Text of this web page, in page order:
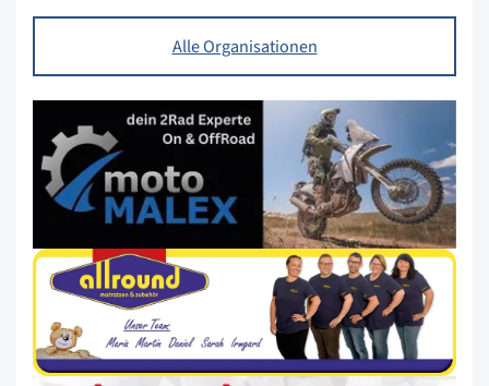
Alle Organisationen